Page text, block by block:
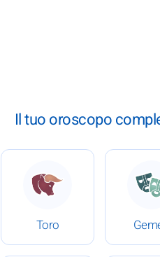
Il tuo oroscopo
Toro
: Oroscopo completo del
: